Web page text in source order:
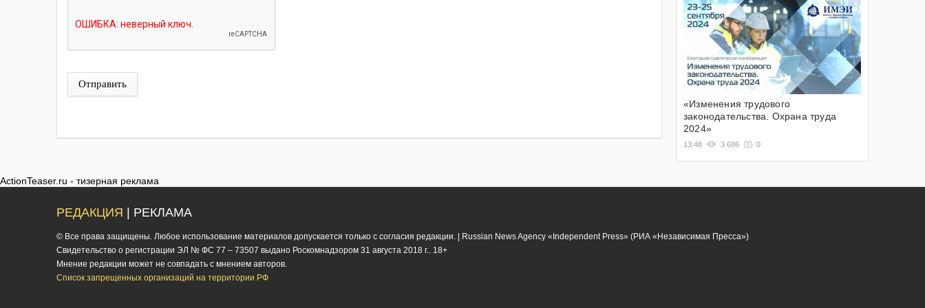
Отправить
«Изменения трудового
законодательства. Охрана труда
2024»
13:48 3 686 0
ActionTeaser.ru - тизерная реклама
РЕДАКЦИЯ | РЕКЛАМА
© Все права защищены. Любое использование материалов допускается только с согласия редакции. | Russian News Agency «Independent Press» (РИА «Независимая Пресса»)
Cвидетельство о регистрации ЭЛ № ФС 77 – 73507 выдано Роскомнадзором 31 августа 2018 г.. 18+
Мнение редакции может не совпадать с мнением авторов.
Список запрещенных организаций на территории РФ